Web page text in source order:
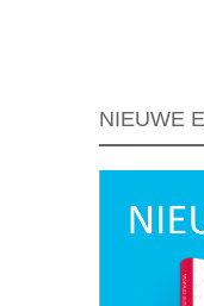
NIEUWE